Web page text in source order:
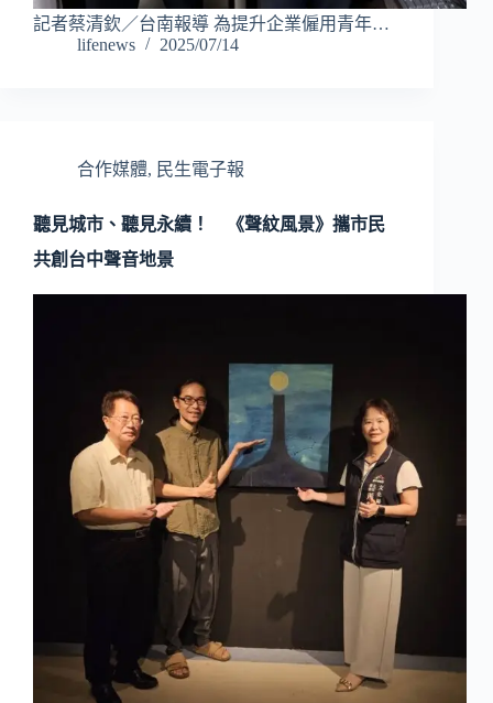
記者蔡清欽／台南報導 為提升企業僱用青年…
lifenews
2025/07/14
合作媒體, 民生電子報
聽見城市、聽見永續！ 《聲紋風景》攜市民
共創台中聲音地景